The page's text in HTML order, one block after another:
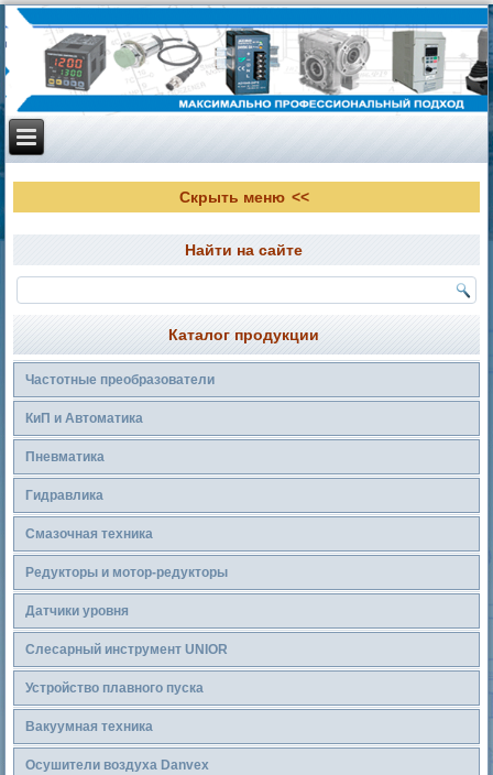
Скрыть меню
Найти на сайте
Каталог продукции
Частотные преобразователи
КиП и Автоматика
Пневматика
Гидравлика
Смазочная техника
Редукторы и мотор-редукторы
Датчики уровня
Слесарный инструмент UNIOR
Устройство плавного пуска
Вакуумная техника
Осушители воздуха Danvex